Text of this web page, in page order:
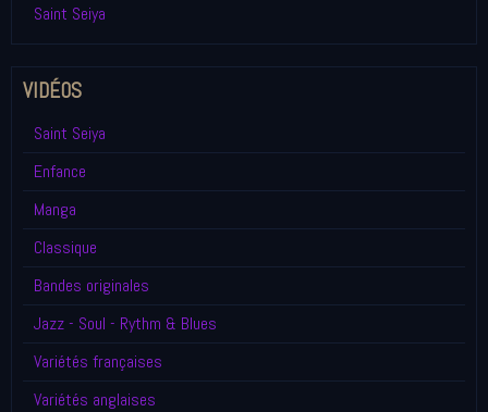
Saint Seiya
VIDÉOS
Saint Seiya
Enfance
Manga
Classique
Bandes originales
Jazz - Soul - Rythm & Blues
Variétés françaises
Variétés anglaises